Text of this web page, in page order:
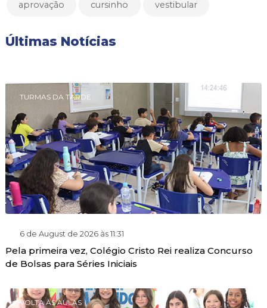
aprovação cursinho vestibular
Últimas Notícias
TURMAS DA TARDE
6 de August de 2026 às 11:31
Pela primeira vez, Colégio Cristo Rei realiza Concurso
de Bolsas para Séries Iniciais
VOLTA ÀS AULAS